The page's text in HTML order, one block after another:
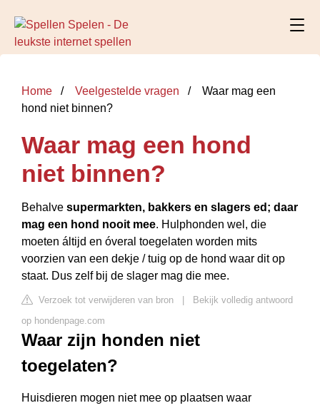
Home Veelgestelde vragen
Waar mag een
hond niet binnen?
Waar mag een hond
niet binnen?
Behalve supermarkten, bakkers en slagers ed; daar
mag een hond nooit mee. Hulphonden wel, die
moeten áltijd en óveral toegelaten worden mits
voorzien van een dekje / tuig op de hond waar dit op
staat. Dus zelf bij de slager mag die mee.
Verzoek tot verwijderen van bron
Bekijk volledig antwoord
op hondenpage.com
Waar zijn honden niet
toegelaten?
Huisdieren mogen niet mee op plaatsen waar